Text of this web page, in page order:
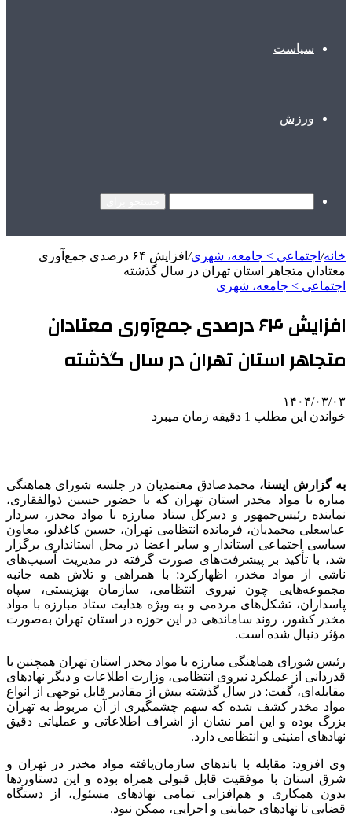
سیاست
ورزش
خانه/ اجتماعی > جامعه، شهری/
افزایش ۶۴ درصدی جمع‌آوری
معتادان متجاهر استان تهران در سال گذشته
اجتماعی > جامعه، شهری
افزایش ۶۴ درصدی جمع‌آوری معتادان
متجاهر استان تهران در سال گذشته
۱۴۰۴/۰۳/۰۳
خواندن این مطلب 1 دقیقه زمان میبرد
به گزارش ایسنا، محمدصادق معتمدیان در جلسه شورای هماهنگی
مباره‌ با مواد مخدر استان تهران که با حضور حسین ذوالفقاری،
نماینده رئیس‌جمهور و دبیرکل ستاد مبارزه با مواد مخدر، سردار
عباسعلی محمدیان، فرمانده انتظامی تهران، حسین کاغذلو، معاون
سیاسی اجتماعی استاندار و سایر اعضا در محل استانداری برگزار
شد، با تأکید بر پیشرفت‌های صورت‌ گرفته در مدیریت آسیب‌های
ناشی از مواد مخدر، اظهارکرد: با همراهی و تلاش همه‌ جانبه
مجموعه‌هایی چون نیروی انتظامی، سازمان بهزیستی، سپاه
پاسداران، تشکل‌های مردمی و به‌ ویژه هدایت ستاد مبارزه با مواد
مخدر کشور، روند ساماندهی در این حوزه در استان تهران به‌صورت
مؤثر دنبال شده است.
رئیس شورای هماهنگی مبارزه با مواد مخدر استان تهران همچنین با
قدردانی از عملکرد نیروی انتظامی، وزارت اطلاعات و دیگر نهادهای
مقابله‌ای، گفت: در سال گذشته بیش از مقادیر قابل توجهی از انواع
مواد مخدر کشف شده که سهم چشمگیری از آن مربوط به تهران
بزرگ بوده و این امر نشان از اشراف اطلاعاتی و عملیاتی دقیق
نهادهای امنیتی و انتظامی دارد.
وی افزود: مقابله با باندهای سازمان‌یافته مواد مخدر در تهران و
شرق استان با موفقیت قابل قبولی همراه بوده و این دستاوردها
بدون همکاری و هم‌افزایی تمامی نهادهای مسئول، از دستگاه
قضایی تا نهادهای حمایتی و اجرایی، ممکن نبود.